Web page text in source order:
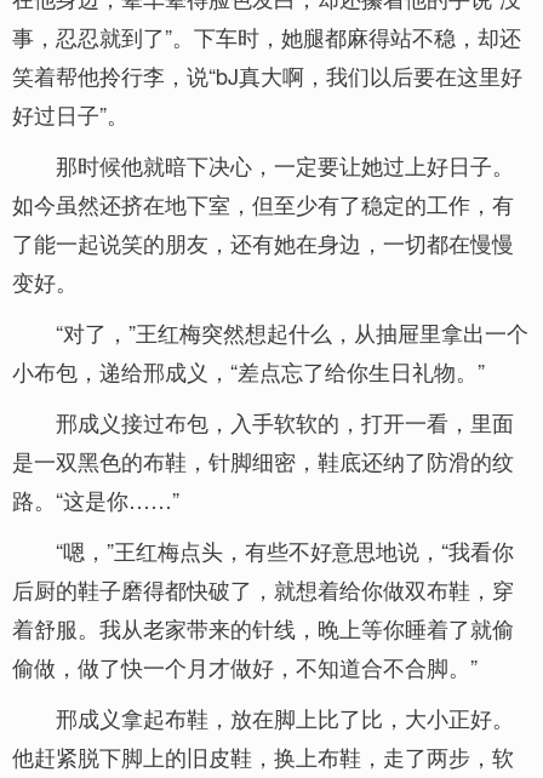
事，忍忍就到了”。下车时，她腿都麻得站不稳，却还
笑着帮他拎行李，说“bJ真大啊，我们以后要在这里好
好过日子”。
那时候他就暗下决心，一定要让她过上好日子。
如今虽然还挤在地下室，但至少有了稳定的工作，有
了能一起说笑的朋友，还有她在身边，一切都在慢慢
变好。
“对了，”王红梅突然想起什么，从抽屉里拿出一个
小布包，递给邢成义，“差点忘了给你生日礼物。”
邢成义接过布包，入手软软的，打开一看，里面
是一双黑色的布鞋，针脚细密，鞋底还纳了防滑的纹
路。“这是你……”
“嗯，”王红梅点头，有些不好意思地说，“我看你
后厨的鞋子磨得都快破了，就想着给你做双布鞋，穿
着舒服。我从老家带来的针线，晚上等你睡着了就偷
偷做，做了快一个月才做好，不知道合不合脚。”
邢成义拿起布鞋，放在脚上比了比，大小正好。
他赶紧脱下脚上的旧皮鞋，换上布鞋，走了两步，软